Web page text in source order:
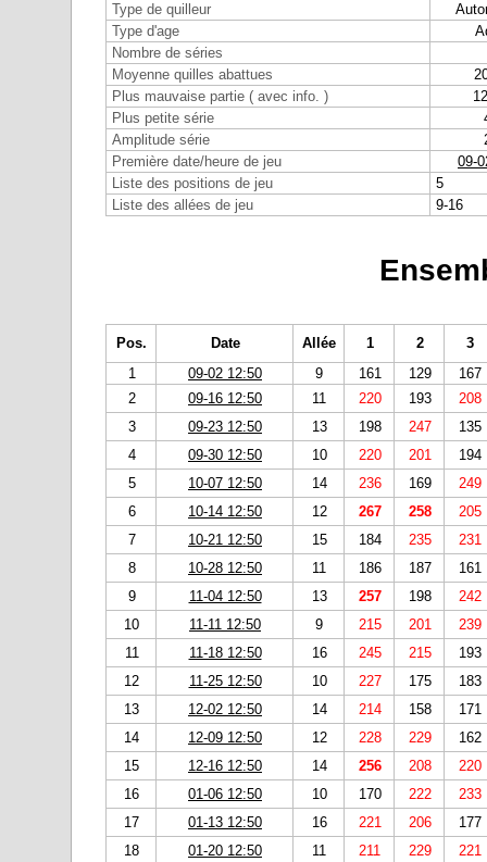
Type de quilleur
Type d'age
Nombre de séries
Moyenne quilles abattues
Plus mauvaise partie ( avec info. )
Plus petite série
Amplitude série
Première date/heure de jeu
09-
Liste des positions de jeu
5
Liste des allées de jeu
9-16
Pos. Date Allée 1 2
3
1
09-02 12:50 9 161 129
167
2
09-16 12:50 11 220 193
208
3
09-23 12:50 13 198 247
135
4
09-30 12:50 10 220 201
194
5
10-07 12:50 14 236 169
249
6
10-14 12:50 12 267 258
205
7
10-21 12:50 15 184 235
231
8
10-28 12:50 11 186 187
161
9
11-04 12:50 13 257 198
242
10
11-11 12:50 9 215 201
239
11
11-18 12:50 16 245 215
193
12
11-25 12:50 10 227 175
183
13
12-02 12:50 14 214 158
171
14
12-09 12:50 12 228 229
162
15
12-16 12:50 14 256 208
220
16
01-06 12:50 10 170 222
233
17
01-13 12:50 16 221 206
177
18
01-20 12:50 11 211 229
221